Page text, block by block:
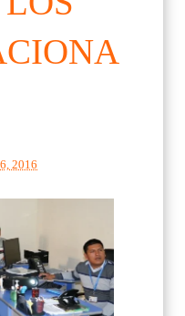
2016